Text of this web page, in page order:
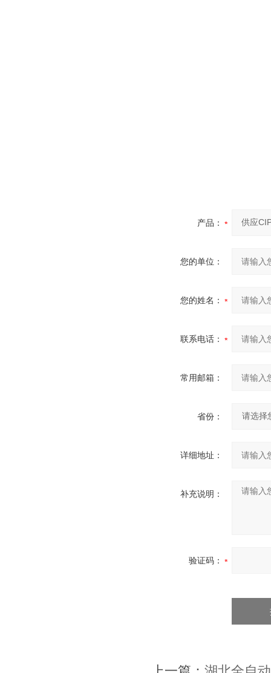
产品：
您的单位：
您的姓名：
联系电话：
常用邮箱：
省份：
详细地址：
补充说明：
验证码：